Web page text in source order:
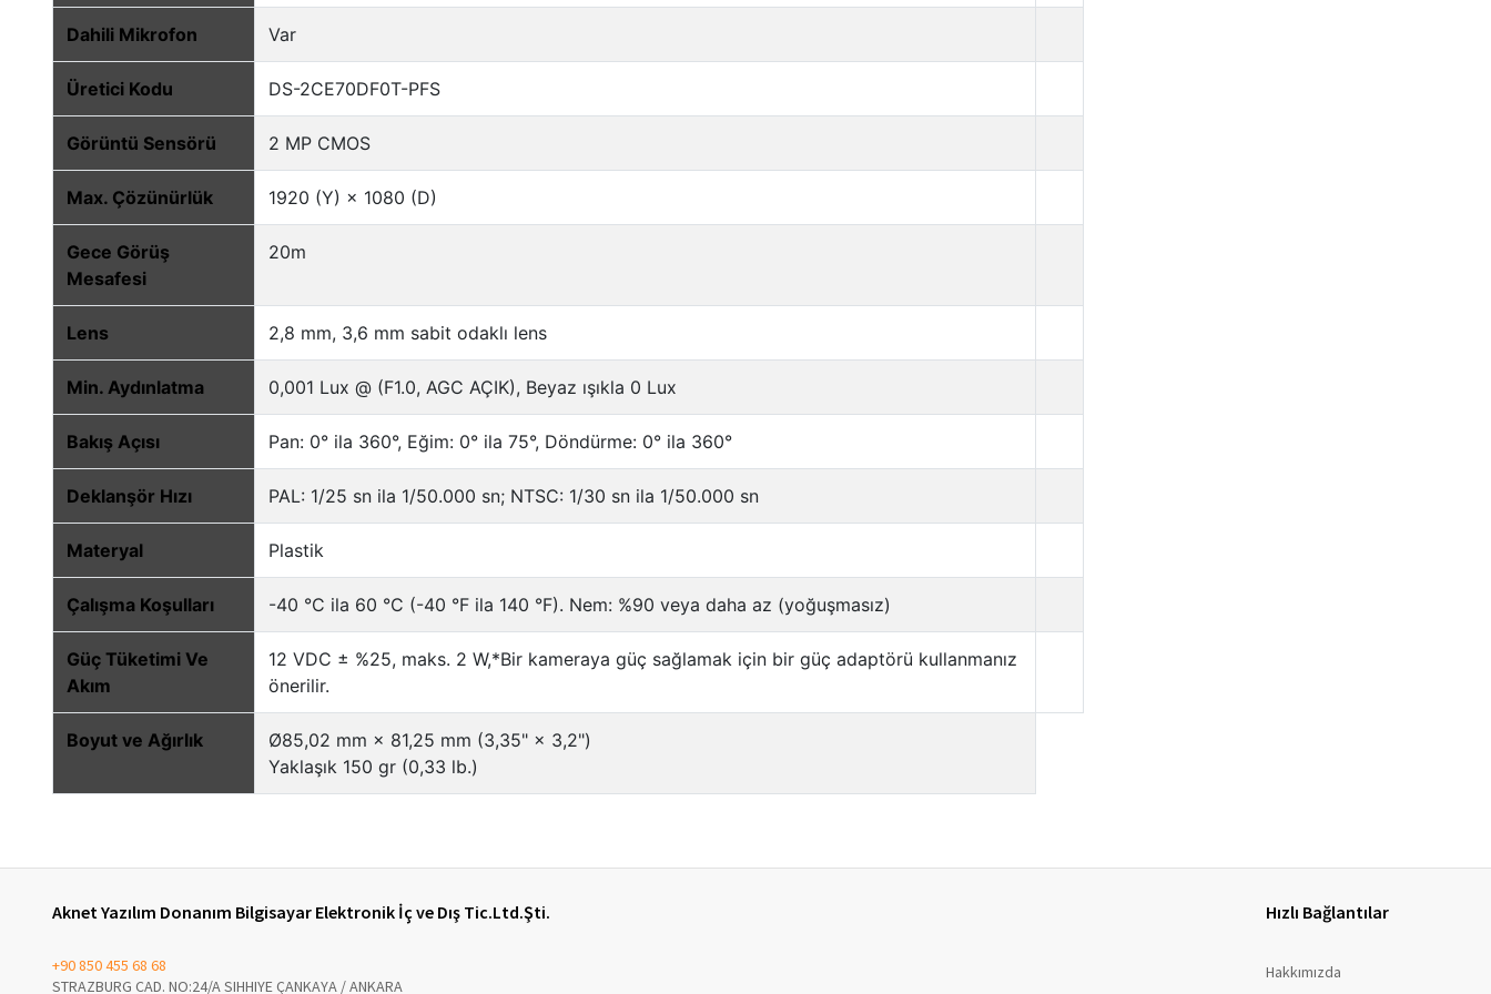
Aknet Yazılım Donanım Bilgisayar Elektronik İç ve Dış Tic.Ltd.Şti.
+90 850 455 68 68
STRAZBURG CAD. NO:24/A SIHHIYE ÇANKAYA / ANKARA
Hızlı Bağlantılar
Hakkımızda